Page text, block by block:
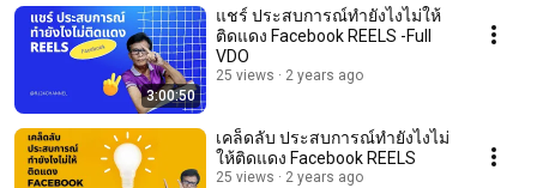
3:00:50
แชร์ ประสบการณ์ทำยังไงไม่ให้
ติดแดง Facebook REELS -Full
VDO
25 views 2 years ago
เคล็ดลับ ประสบการณ์ทำยังไงไม่
ให้ติดแดง Facebook REELS
25 views 2 years ago